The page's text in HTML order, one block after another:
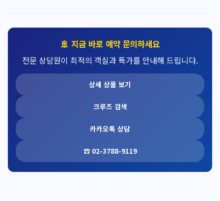
🚢 지금 바로 예약 문의하세요
전문 상담원이 최적의 객실과 특가를 안내해 드립니다.
상세 상품 보기
크루즈 검색
카카오톡 상담
☎ 02-3788-9119